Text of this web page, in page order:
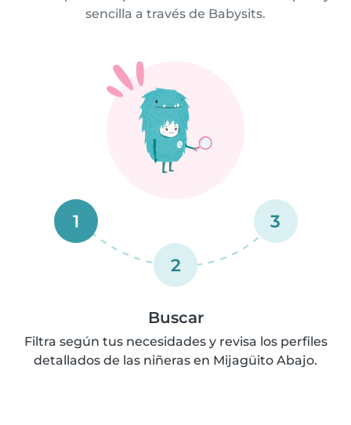
sencilla a través de Babysits.
1
2
3
Buscar
Filtra según tus necesidades y revisa los perfiles
detallados de las niñeras en Mijagüito Abajo.